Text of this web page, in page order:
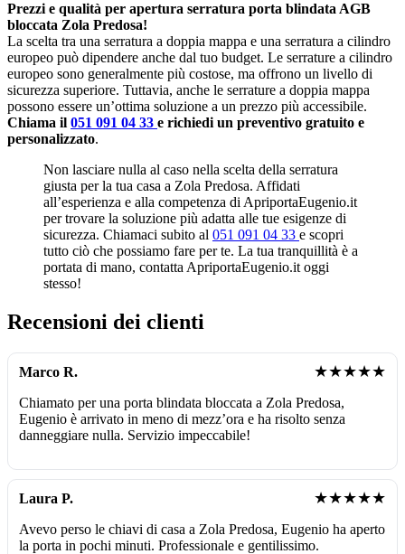
Prezzi e qualità per apertura serratura porta blindata AGB
bloccata Zola Predosa!
La scelta tra una serratura a doppia mappa e una serratura a cilindro
europeo può dipendere anche dal tuo budget. Le serrature a cilindro
europeo sono generalmente più costose, ma offrono un livello di
sicurezza superiore. Tuttavia, anche le serrature a doppia mappa
possono essere un’ottima soluzione a un prezzo più accessibile.
Chiama il 051 091 04 33 e richiedi un preventivo gratuito e
personalizzato.
Non lasciare nulla al caso nella scelta della serratura
giusta per la tua casa a Zola Predosa. Affidati
all’esperienza e alla competenza di ApriportaEugenio.it
per trovare la soluzione più adatta alle tue esigenze di
sicurezza. Chiamaci subito al 051 091 04 33 e scopri
tutto ciò che possiamo fare per te. La tua tranquillità è a
portata di mano, contatta ApriportaEugenio.it oggi
stesso!
Recensioni dei clienti
Marco R. ★★★★★
Chiamato per una porta blindata bloccata a Zola Predosa,
Eugenio è arrivato in meno di mezz’ora e ha risolto senza
danneggiare nulla. Servizio impeccabile!
Laura P. ★★★★★
Avevo perso le chiavi di casa a Zola Predosa, Eugenio ha aperto
la porta in pochi minuti. Professionale e gentilissimo.